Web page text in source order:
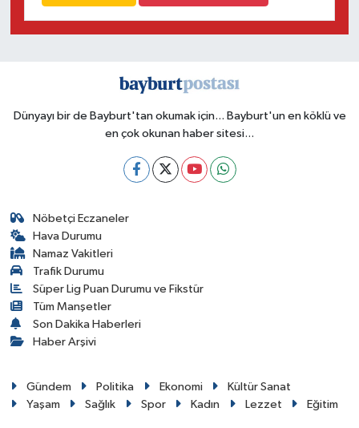
Dünyayı bir de Bayburt'tan okumak için... Bayburt'un en köklü ve
en çok okunan haber sitesi...
Nöbetçi Eczaneler
Hava Durumu
Namaz Vakitleri
Trafik Durumu
Süper Lig Puan Durumu ve Fikstür
Tüm Manşetler
Son Dakika Haberleri
Haber Arşivi
Gündem Politika Ekonomi
Kültür Sanat
Yaşam
Sağlık Spor Kadın Lezzet Eğitim